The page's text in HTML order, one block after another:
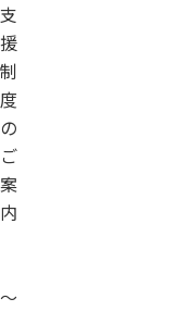
支
援
制
度
の
ご
案
内
～